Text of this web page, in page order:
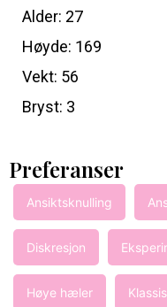
Alder: 27
Høyde: 169
Vekt: 56
Bryst: 3
Preferanser
Ansiktsknulling
Diskresjon
Høye hæler